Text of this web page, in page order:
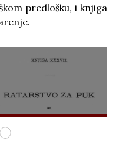
predlošku, i knjiga